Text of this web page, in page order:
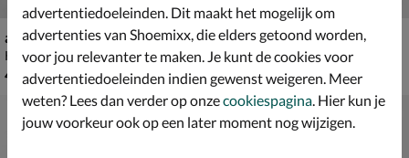
adidas Breakbase C
Klittenbandschoenen - multi
€ 49,99
49 ,
Puma Park Lifestyle Easy
Lage sneakers - multi
van € 59,99 voor € 41,99
59, 99 41,
advertentiedoeleinden. Dit maakt het mogelijk om
advertenties van Shoemixx, die elders getoond worden,
voor jou relevanter te maken. Je kunt de cookies voor
advertentiedoeleinden indien gewenst weigeren. Meer
weten? Lees dan verder op onzecookiespagina . Hier kun je
jouw voorkeur ook op een later moment nog wijzigen.